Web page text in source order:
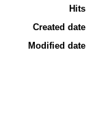
Hits
Created date
Modified date